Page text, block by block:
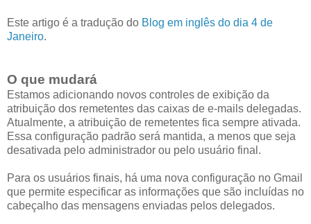
Este artigo é a tradução do Blog em inglês do dia 4 de
Janeiro.
O que mudará
Estamos adicionando novos controles de exibição da
atribuição dos remetentes das caixas de e-mails delegadas.
Atualmente, a atribuição de remetentes fica sempre ativada.
Essa configuração padrão será mantida, a menos que seja
desativada pelo administrador ou pelo usuário final.
Para os usuários finais, há uma nova configuração no Gmail
que permite especificar as informações que são incluídas no
cabeçalho das mensagens enviadas pelos delegados.